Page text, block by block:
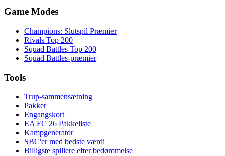
Game Modes
Champions: Slutspil Præmier
Rivals Top 200
Squad Battles Top 200
Squad Battles-præmier
Tools
Trup-sammensætning
Pakker
Engangskort
EA FC 26 Pakkeliste
Kampgenerator
SBC'er med bedste værdi
Billigste spillere efter bedømmelse